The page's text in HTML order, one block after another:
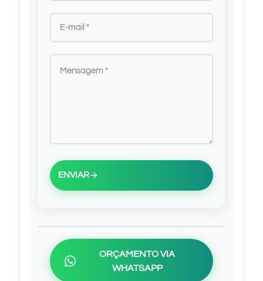
ENVIAR
ORÇAMENTO VIA
WHATSAPP